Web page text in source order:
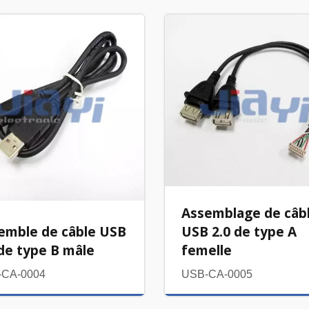
de câble USB
type B mâle
0004
Assemblage de
USB 2.0 de type A
femelle
USB-CA-0005